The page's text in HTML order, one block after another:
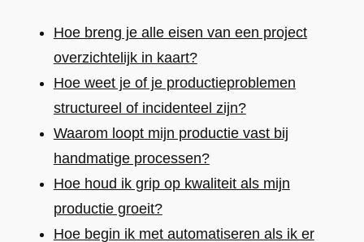
Hoe breng je alle eisen van een project
overzichtelijk in kaart?
Hoe weet je of je productieproblemen
structureel of incidenteel zijn?
Waarom loopt mijn productie vast bij
handmatige processen?
Hoe houd ik grip op kwaliteit als mijn
productie groeit?
Hoe begin ik met automatiseren als ik er